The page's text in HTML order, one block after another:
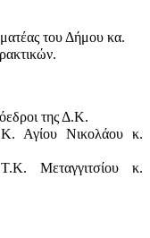
του Δήμου κα.
της Δ.Κ.
Αγίου Νικολάου κ.
Μεταγγιτσίου κ.